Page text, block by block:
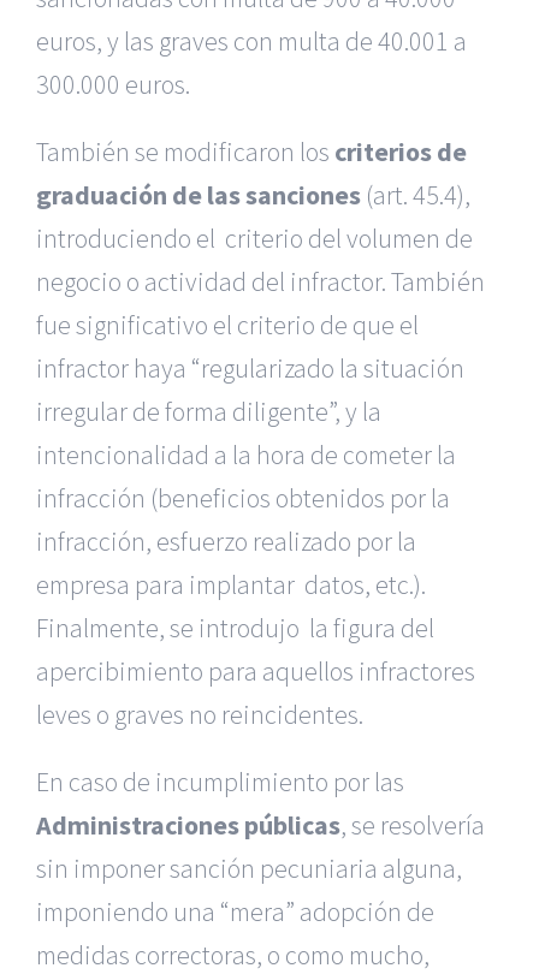
euros, y las graves con multa de 40.001 a
300.000 euros.
También se modificaron los criterios de
graduación de las sanciones (art. 45.4),
introduciendo el criterio del volumen de
negocio o actividad del infractor. También
fue significativo el criterio de que el
infractor haya “regularizado la situación
irregular de forma diligente”, y la
intencionalidad a la hora de cometer la
infracción (beneficios obtenidos por la
infracción, esfuerzo realizado por la
empresa para implantar datos, etc.).
Finalmente, se introdujo la figura del
apercibimiento para aquellos infractores
leves o graves no reincidentes.
En caso de incumplimiento por las
Administraciones públicas, se resolvería
sin imponer sanción pecuniaria alguna,
imponiendo una “mera” adopción de
medidas correctoras, o como mucho,